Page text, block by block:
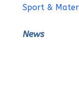
Sport &
News